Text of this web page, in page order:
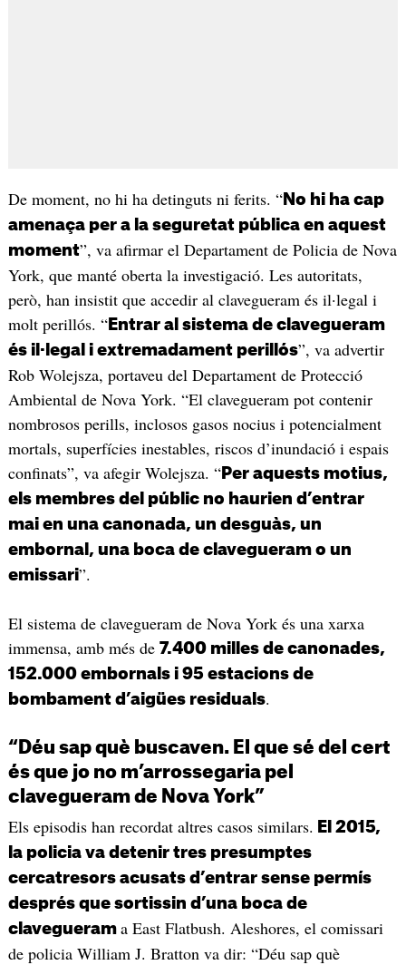
De moment, no hi ha detinguts ni ferits. “No hi ha cap
amenaça per a la seguretat pública en aquest
moment”, va afirmar el Departament de Policia de Nova
York, que manté oberta la investigació. Les autoritats,
però, han insistit que accedir al clavegueram és il·legal i
molt perillós. “Entrar al sistema de clavegueram
és il·legal i extremadament perillós”, va advertir
Rob Wolejsza, portaveu del Departament de Protecció
Ambiental de Nova York. “El clavegueram pot contenir
nombrosos perills, inclosos gasos nocius i potencialment
mortals, superfícies inestables, riscos d’inundació i espais
confinats”, va afegir Wolejsza. “Per aquests motius,
els membres del públic no haurien d’entrar
mai en una canonada, un desguàs, un
embornal, una boca de clavegueram o un
emissari”.
El sistema de clavegueram de Nova York és una xarxa
immensa, amb més de 7.400 milles de canonades,
152.000 embornals i 95 estacions de
bombament d’aigües residuals.
“Déu sap què buscaven. El que sé del cert
és que jo no m’arrossegaria pel
clavegueram de Nova York”
Els episodis han recordat altres casos similars. El 2015,
la policia va detenir tres presumptes
cercatresors acusats d’entrar sense permís
després que sortissin d’una boca de
clavegueram a East Flatbush. Aleshores, el comissari
de policia William J. Bratton va dir: “Déu sap què